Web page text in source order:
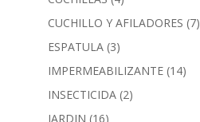
CUCHILLO Y AFILADORES (7)
ESPATULA (3)
IMPERMEABILIZANTE (14)
INSECTICIDA (2)
JARDIN (16)